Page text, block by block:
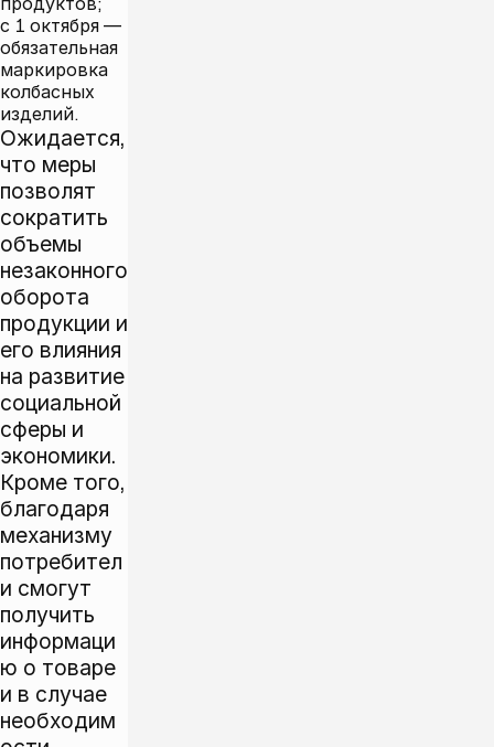
с 1 октября —
обязательная
маркировка
колбасных
изделий.
Ожидается,
что меры
позволят
сократить
объемы
незаконного
оборота
продукции и
его влияния
на развитие
социальной
сферы и
экономики.
Кроме того,
благодаря
механизму
потребител
и смогут
получить
информаци
ю о товаре
и в случае
необходим